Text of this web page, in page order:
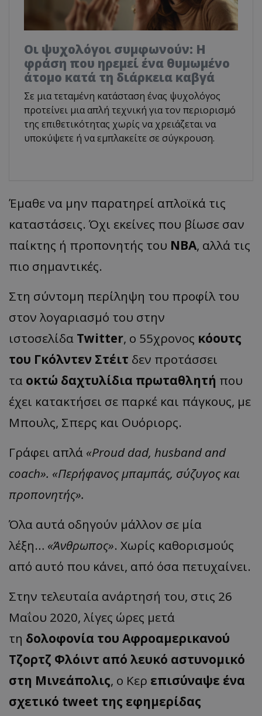
Οι ψυχολόγοι συμφωνούν: Η
φράση που ηρεμεί ένα θυμωμένο
άτομο κατά τη διάρκεια καβγά
Σε μια τεταμένη κατάσταση ένας ψυχολόγος
προτείνει μια απλή τεχνική για τον περιορισμό
της επιθετικότητας χωρίς να χρειάζεται να
υποκύψετε ή να εμπλακείτε σε σύγκρουση.
Έμαθε να μην παρατηρεί απλοϊκά τις
καταστάσεις. Όχι εκείνες που βίωσε σαν
παίκτης ή προπονητής του ΝΒΑ, αλλά τις
πιο σημαντικές.
Στη σύντομη περίληψη του προφίλ του
στον λογαριασμό του στην
ιστοσελίδα Twitter, ο 55χρονος κόουτς
του Γκόλντεν Στέιτ δεν προτάσσει
τα οκτώ δαχτυλίδια πρωταθλητή που
έχει κατακτήσει σε παρκέ και πάγκους, με
Μπουλς, Σπερς και Ουόριορς.
Γράφει απλά «Proud dad, husband and
coach». «Περήφανος μπαμπάς, σύζυγος και
προπονητής».
Όλα αυτά οδηγούν μάλλον σε μία
λέξη… «Άνθρωπος». Χωρίς καθορισμούς
από αυτό που κάνει, από όσα πετυχαίνει.
Στην τελευταία ανάρτησή του, στις 26
Μαΐου 2020, λίγες ώρες μετά
τη δολοφονία του Αφροαμερικανού
Τζορτζ Φλόιντ από λευκό αστυνομικό
στη Μινεάπολις, ο Κερ επισύναψε ένα
σχετικό tweet της εφημερίδας